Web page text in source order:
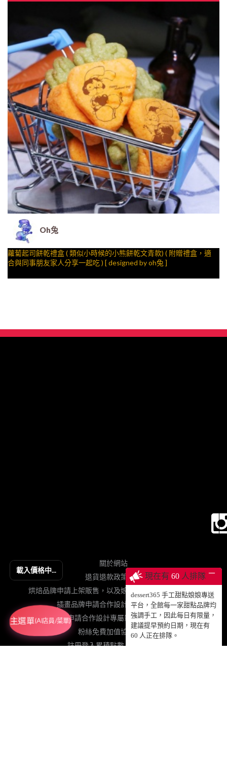
Oh兔
蘿蔔起司餅乾禮盒 ( 類似小時候的小熊餅乾文青款) ( 附贈禮盒，適
合與同事朋友家人分享一起吃 ) [ designed by oh兔 ]
現在有 57 人排隊 ─
dessert365 手工甜點娘娘專送
平台，全館每一家甜點品牌均
強調手工，因此每日有限量，
建議提早預約日期，現在有
57 人正在排隊。
關於網站
退貨退款政策契約
烘焙品牌申請上架販售，以及娘娘專送、動蛋糕授權等
插畫品牌申請合作設計手工甜點販售
網紅申請合作設計專屬影片動蛋糕販售
粉絲免費加值協力網站
註冊登入累積點數、查詢訂單
載入價格中...
主選單(AI店員/菜單)